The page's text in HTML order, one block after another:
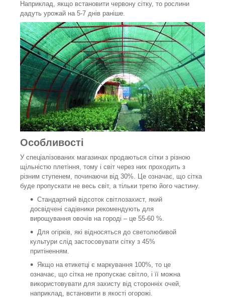
Наприклад, якщо встановити червону сітку, то рослини
дадуть урожай на 5-7 днів раніше.
Особливості
У спеціалізованих магазинах продаються сітки з різною
щільністю плетіння, тому і світ через них проходить з
різним ступенем, починаючи від 30%. Це означає, що сітка
буде пропускати не весь світ, а тільки третю його частину.
Стандартний відсоток світлозахист, який
досвідчені садівники рекомендують для
вирощування овочів на городі – це 55-60 %.
Для огірків, які відносяться до светолюбивой
культури слід застосовувати сітку з 45%
притіненням.
Якщо на етикетці є маркування 100%, то це
означає, що сітка не пропускає світло, і її можна
використовувати для захисту від сторонніх очей,
наприклад, встановити в якості огорожі.